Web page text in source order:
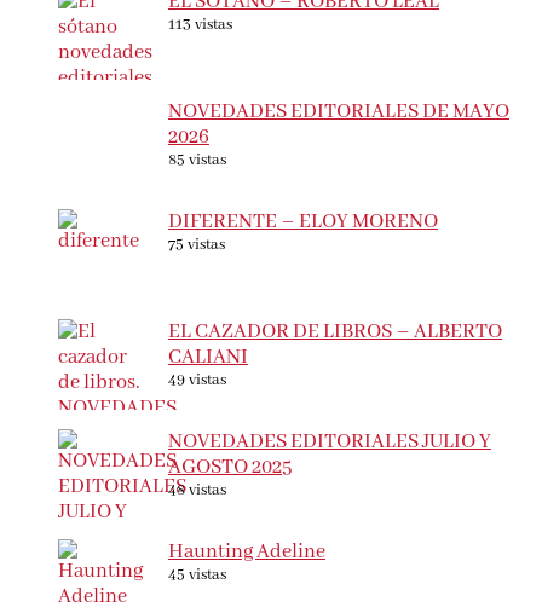
113 vistas
NOVEDADES EDITORIALES DE MAYO
2026
85 vistas
DIFERENTE – ELOY MORENO
75 vistas
EL CAZADOR DE LIBROS – ALBERTO
CALIANI
49 vistas
NOVEDADES EDITORIALES JULIO Y
AGOSTO 2025
48 vistas
Haunting Adeline
45 vistas